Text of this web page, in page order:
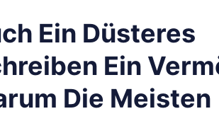
Ein Düsteres
Ein
Die Meisten